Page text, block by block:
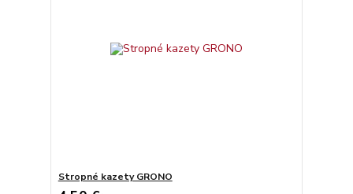
Stropné kazety GRONO